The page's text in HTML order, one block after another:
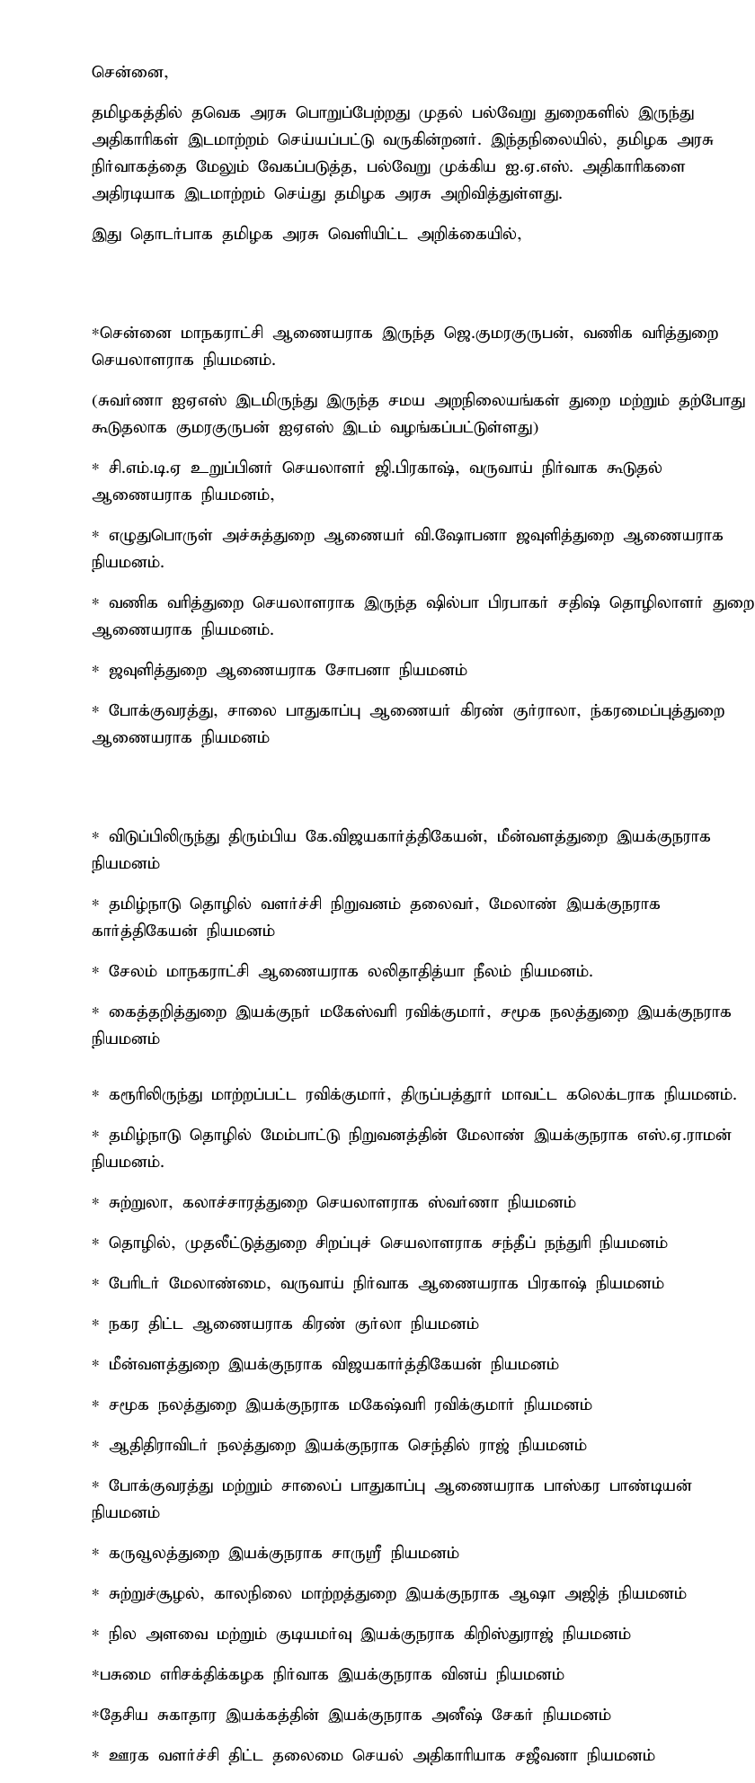
சென்னை,
தமிழகத்தில் தவெக அரசு பொறுப்பேற்றது முதல் பல்வேறு துறைகளில் இருந்து
அதிகாரிகள் இடமாற்றம் செய்யப்பட்டு வருகின்றனர். இந்தநிலையில், தமிழக அரசு
நிர்வாகத்தை மேலும் வேகப்படுத்த, பல்வேறு முக்கிய ஐ.ஏ.எஸ். அதிகாரிகளை
அதிரடியாக இடமாற்றம் செய்து தமிழக அரசு அறிவித்துள்ளது.
இது தொடர்பாக தமிழக அரசு வெளியிட்ட அறிக்கையில்,
*சென்னை மாநகராட்சி ஆணையராக இருந்த ஜெ.குமரகுருபன், வணிக வரித்துறை
செயலாளராக நியமனம்.
(சுவர்ணா ஐஏஎஸ் இடமிருந்து இருந்த சமய அறநிலையங்கள் துறை மற்றும் தற்போது
கூடுதலாக குமரகுருபன் ஐஏஎஸ் இடம் வழங்கப்பட்டுள்ளது)
* சி.எம்.டி.ஏ உறுப்பினர் செயலாளர் ஜி.பிரகாஷ், வருவாய் நிர்வாக கூடுதல்
ஆணையராக நியமனம்,
* எழுதுபொருள் அச்சுத்துறை ஆணையர் வி.ஷோபனா ஜவுளித்துறை ஆணையராக
நியமனம்.
* வணிக வரித்துறை செயலாளராக இருந்த ஷில்பா பிரபாகர் சதிஷ் தொழிலாளர் துறை
ஆணையராக நியமனம்.
* ஜவுளித்துறை ஆணையராக சோபனா நியமனம்
* போக்குவரத்து, சாலை பாதுகாப்பு ஆணையர் கிரண் குர்ராலா, ந்கரமைப்புத்துறை
ஆணையராக நியமனம்
* விடுப்பிலிருந்து திரும்பிய கே.விஜயகார்த்திகேயன், மீன்வளத்துறை இயக்குநராக
நியமனம்
* தமிழ்நாடு தொழில் வளர்ச்சி நிறுவனம் தலைவர், மேலாண் இயக்குநராக
கார்த்திகேயன் நியமனம்
* சேலம் மாநகராட்சி ஆணையராக லலிதாதித்யா நீலம் நியமனம்.
* கைத்தறித்துறை இயக்குநர் மகேஸ்வரி ரவிக்குமார், சமூக நலத்துறை இயக்குநராக
நியமனம்
* கரூரிலிருந்து மாற்றப்பட்ட ரவிக்குமார், திருப்பத்தூர் மாவட்ட கலெக்டராக நியமனம்.
* தமிழ்நாடு தொழில் மேம்பாட்டு நிறுவனத்தின் மேலாண் இயக்குநராக எஸ்.ஏ.ராமன்
நியமனம்.
* சுற்றுலா, கலாச்சாரத்துறை செயலாளராக ஸ்வர்ணா நியமனம்
* தொழில், முதலீட்டுத்துறை சிறப்புச் செயலாளராக சந்தீப் நந்துரி நியமனம்
* பேரிடர் மேலாண்மை, வருவாய் நிர்வாக ஆணையராக பிரகாஷ் நியமனம்
* நகர திட்ட ஆணையராக கிரண் குர்லா நியமனம்
* மீன்வளத்துறை இயக்குநராக விஜயகார்த்திகேயன் நியமனம்
* சமூக நலத்துறை இயக்குநராக மகேஷ்வரி ரவிக்குமார் நியமனம்
* ஆதிதிராவிடர் நலத்துறை இயக்குநராக செந்தில் ராஜ் நியமனம்
* போக்குவரத்து மற்றும் சாலைப் பாதுகாப்பு ஆணையராக பாஸ்கர பாண்டியன்
நியமனம்
* கருவூலத்துறை இயக்குநராக சாருஸ்ரீ நியமனம்
* சுற்றுச்சூழல், காலநிலை மாற்றத்துறை இயக்குநராக ஆஷா அஜித் நியமனம்
* நில அளவை மற்றும் குடியமர்வு இயக்குநராக கிறிஸ்துராஜ் நியமனம்
*பசுமை எரிசக்திக்கழக நிர்வாக இயக்குநராக வினய் நியமனம்
*தேசிய சுகாதார இயக்கத்தின் இயக்குநராக அனீஷ் சேகர் நியமனம்
* ஊரக வளர்ச்சி திட்ட தலைமை செயல் அதிகாரியாக சஜீவனா நியமனம்